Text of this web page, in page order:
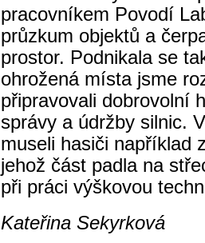
pracovníkem Povodí
průzkum objektů a
prostor. Podnikala se
ohrožená místa jsme
připravovali dobrovolní
správy a údržby silnic.
museli hasiči například
jehož část padla na
při práci výškovou
Kateřina Sekyrková